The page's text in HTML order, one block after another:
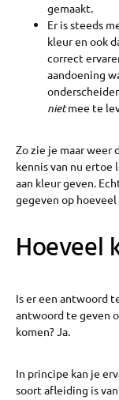
gemaakt.
Er is steeds
kleur en ook
correct
aandoening
nietmee te
Zo zie je maar
kennis van nu ertoe
aan kleur geven.
gegeven op
Hoeveel
Is er een antwoord
antwoord te geven
komen? Ja.
In principe kan je
soort afleiding is